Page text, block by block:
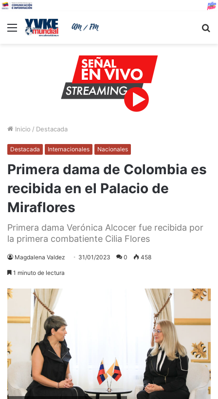
Menu
Inicio / Destacada
Destacada Internacionales Nacionales
Primera dama de Colombia es
recibida en el Palacio de
Miraflores
Primera dama Verónica Alcocer fue recibida por
la primera combatiente Cilia Flores
Magdalena Valdez 31/01/2023 0 458
1 minuto de lectura